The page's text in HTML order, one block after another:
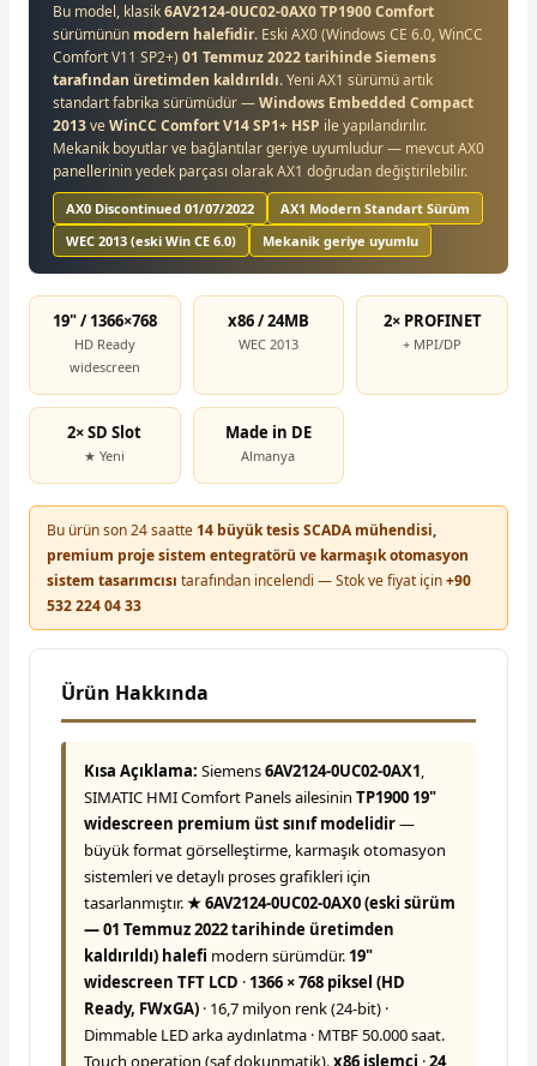
Bu model, klasik6AV2124-0UC02-0AX0 TP1900 Comfort
sürümünün modern halefidir. Eski AX0 (Windows CE 6.0, WinCC
Comfort V11 SP2+) 01 Temmuz 2022 tarihinde Siemens
tarafından üretimden kaldırıldı. Yeni AX1 sürümü artık
standart fabrika sürümüdür —Windows Embedded Compact
2013veWinCC Comfort V14 SP1+ HSP ile yapılandırılır.
Mekanik boyutlar ve bağlantılar geriye uyumludur — mevcut AX0
panellerinin yedek parçası olarak AX1 doğrudan değiştirilebilir.
AX0 Discontinued 01/07/2022
AX1 Modern Standart Sürüm
WEC 2013 (eski Win CE 6.0)
Mekanik geriye uyumlu
19" / 1366×768
HD Ready
widescreen
x86 / 24MB
WEC 2013
2× PROFINET
+ MPI/DP
2× SD Slot
★ Yeni
Made in DE
Almanya
Bu ürün son 24 saatte 14 büyük tesis SCADA mühendisi,
premium proje sistem entegratörü ve karmaşık otomasyon
sistem tasarımcısı tarafından incelendi — Stok ve fiyat için+90
532 224 04 33
Ürün Hakkında
Kısa Açıklama: Siemens6AV2124-0UC02-0AX1,
SIMATIC HMI Comfort Panels ailesinin TP1900 19"
widescreen premium üst sınıf modelidir—
büyük format görselleştirme, karmaşık otomasyon
sistemleri ve detaylı proses grafikleri için
tasarlanmıştır.★ 6AV2124-0UC02-0AX0 (eski sürüm
— 01 Temmuz 2022 tarihinde üretimden
kaldırıldı) halefi modern sürümdür. 19"
widescreen TFT LCD · 1366 × 768 piksel (HD
Ready, FWxGA) · 16,7 milyon renk (24-bit) ·
Dimmable LED arka aydınlatma · MTBF 50.000 saat.
Touch operation (saf dokunmatik).x86 işlemci ·24